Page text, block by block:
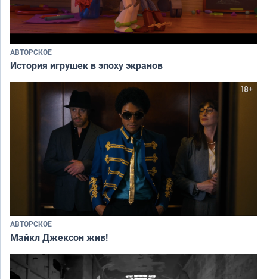
АВТОРСКОЕ
История игрушек в эпоху экранов
АВТОРСКОЕ
Майкл Джексон жив!